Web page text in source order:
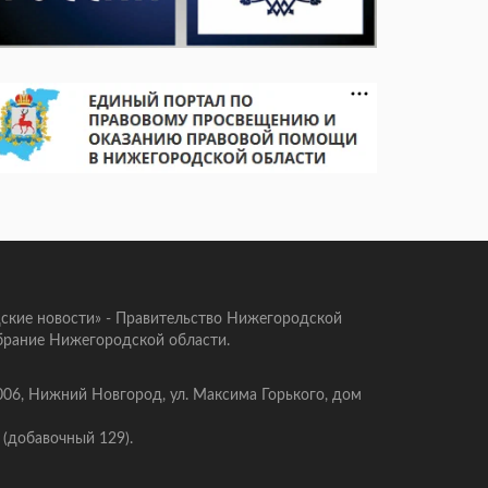
новости» - Правительство Нижегородской
Нижегородской области.
Нижний Новгород, ул. Максима Горького, дом
129).